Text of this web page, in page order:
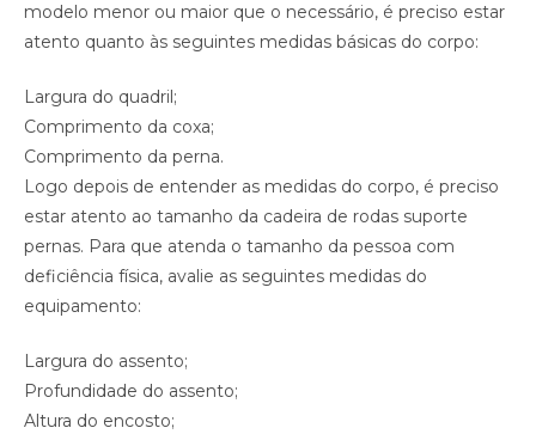
modelo menor ou maior que o necessário, é preciso estar
atento quanto às seguintes medidas básicas do corpo:
Largura do quadril;
Comprimento da coxa;
Comprimento da perna.
Logo depois de entender as medidas do corpo, é preciso
estar atento ao tamanho da cadeira de rodas suporte
pernas. Para que atenda o tamanho da pessoa com
deficiência física, avalie as seguintes medidas do
equipamento:
Largura do assento;
Profundidade do assento;
Altura do encosto;